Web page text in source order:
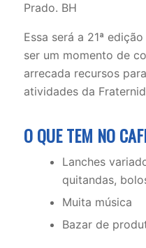
Prado. BH
Essa será a 21ª
ser um momento de
arrecada recursos
atividades da
O QUE TEM NO
Lanches
quitandas,
Muita música
Bazar de